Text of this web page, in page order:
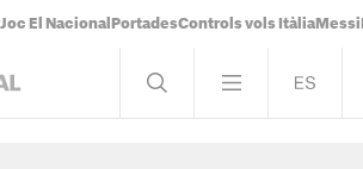
Joc El Nacional PortadesControls vols Itàlia Messi